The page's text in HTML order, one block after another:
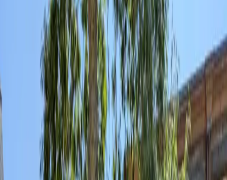
Espace Parents
Mon compte
Le concours
Présentation
Entraînement
Récompenses
Guide pratique
L'Academy
Présentation